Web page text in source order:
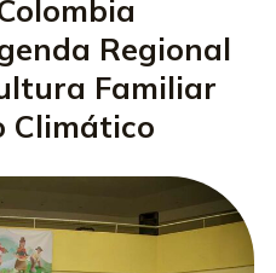
Regional
Familiar
Climático